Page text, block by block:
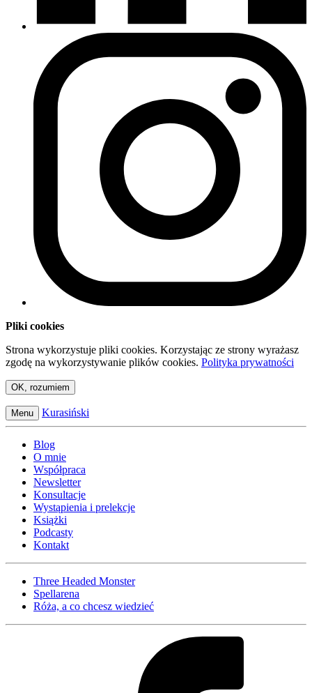
Pliki cookies
Strona wykorzystuje pliki cookies. Korzystając ze strony wyrażasz
zgodę na wykorzystywanie plików cookies. Polityka prywatności
OK, rozumiem
Menu Kurasiński
Blog
O mnie
Współpraca
Newsletter
Konsultacje
Wystąpienia i prelekcje
Książki
Podcasty
Kontakt
Three Headed Monster
Spellarena
Róża, a co chcesz wiedzieć